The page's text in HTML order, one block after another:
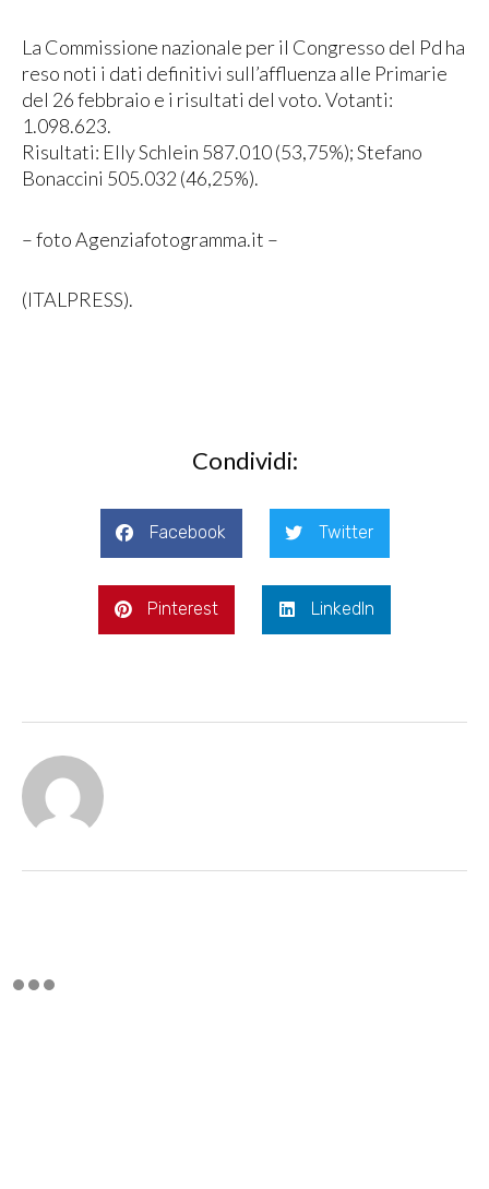
La Commissione nazionale per il Congresso del Pd ha
reso noti i dati definitivi sull’affluenza alle Primarie
del 26 febbraio e i risultati del voto. Votanti:
1.098.623.
Risultati: Elly Schlein 587.010 (53,75%); Stefano
Bonaccini 505.032 (46,25%).
– foto Agenziafotogramma.it –
(ITALPRESS).
Condividi:
Facebook Twitter
Pinterest LinkedIn